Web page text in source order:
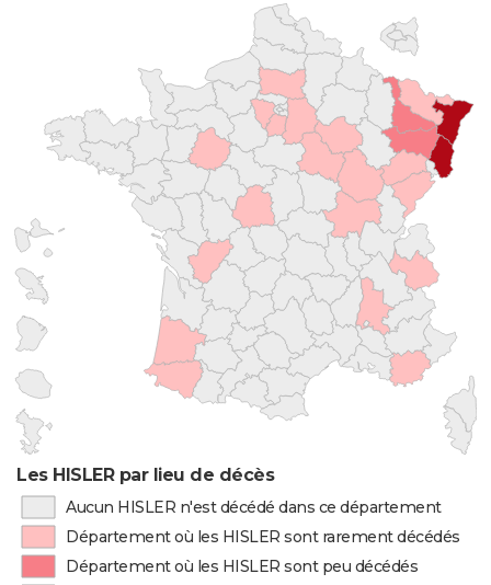
Les HISLER par lieu de décès
Aucun HISLER n'est décédé dans ce département
Département où les HISLER sont rarement décédés
Département où les HISLER sont peu décédés